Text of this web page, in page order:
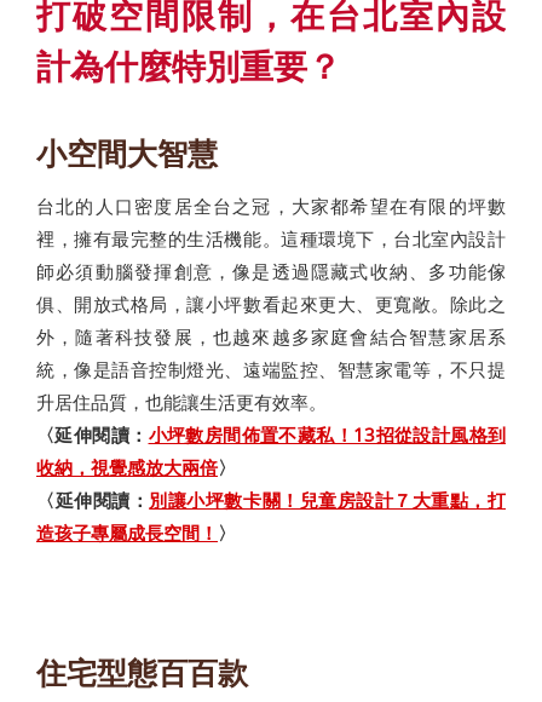
打破空間限制，在台北室內設
計為什麼特別重要？
小空間大智慧
台北的人口密度居全台之冠，大家都希望在有限的坪數
裡，擁有最完整的生活機能。這種環境下，台北室內設計
師必須動腦發揮創意，像是透過隱藏式收納、多功能傢
俱、開放式格局，讓小坪數看起來更大、更寬敞。除此之
外，隨著科技發展，也越來越多家庭會結合智慧家居系
統，像是語音控制燈光、遠端監控、智慧家電等，不只提
升居住品質，也能讓生活更有效率。
〈延伸閱讀： 小坪數房間佈置不藏私！13招從設計風格到
收納，視覺感放大兩倍〉
〈延伸閱讀： 別讓小坪數卡關！兒童房設計７大重點，打
造孩子專屬成長空間！ 〉
住宅型態百百款